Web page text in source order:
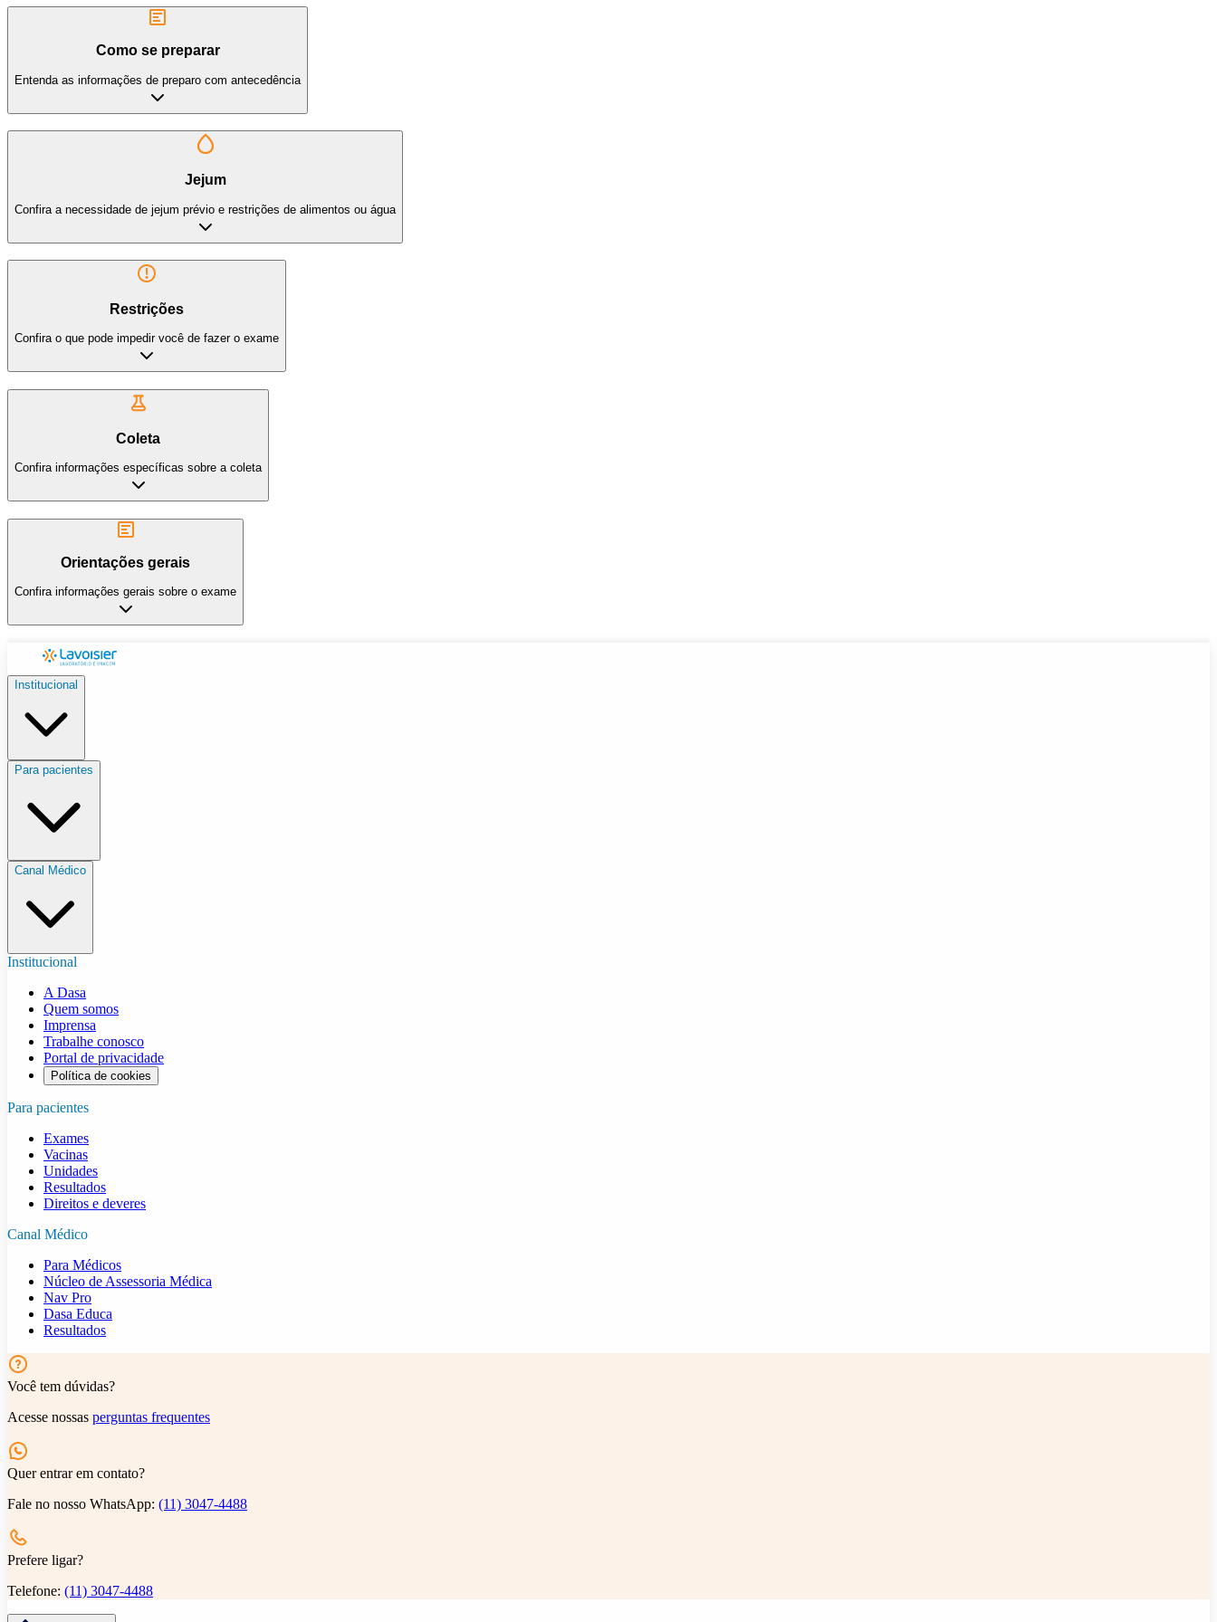
Como se preparar
Entenda as informações de preparo com antecedência
Jejum
Confira a necessidade de jejum prévio e restrições de alimentos ou água
Restrições
Confira o que pode impedir você de fazer o exame
Coleta
Confira informações específicas sobre a coleta
Orientações gerais
Confira informações gerais sobre o exame
Institucional
Para pacientes
Canal Médico
Institucional
A Dasa
Quem somos
Imprensa
Trabalhe conosco
Portal de privacidade
Política de cookies
Para pacientes
Exames
Vacinas
Unidades
Resultados
Direitos e deveres
Canal Médico
Para Médicos
Núcleo de Assessoria Médica
Nav Pro
Dasa Educa
Resultados
Você tem dúvidas?
Acesse nossas perguntas frequentes
Quer entrar em contato?
Fale no nosso WhatsApp: (11) 3047-4488
Prefere ligar?
Telefone: (11) 3047-4488